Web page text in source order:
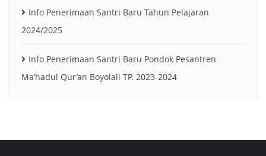
Info Penerimaan Santri Baru Tahun Pelajaran
2024/2025
Info Penerimaan Santri Baru Pondok Pesantren
Ma’hadul Qur’an Boyolali TP. 2023-2024